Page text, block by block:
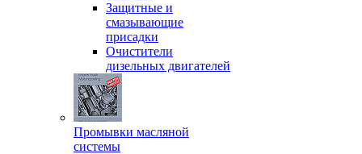
Защитные и
смазывающие
присадки
Очистители
дизельных двигателей
Промывки масляной
системы